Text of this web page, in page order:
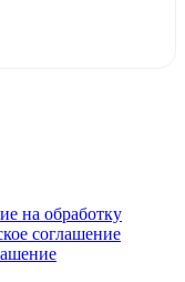
на обработку
соглашение